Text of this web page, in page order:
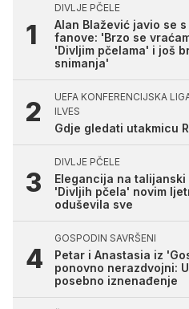
DIVLJE PČELE
Alan Blažević javio se
fanove: 'Brzo se
'Divljim pčelama' i još
snimanja'
UEFA KONFERENCIJSKA
ILVES
Gdje gledati utakmicu
DIVLJE PČELE
Elegancija na
'Divljih pčela' novim
oduševila sve
GOSPODIN SAVRŠENI
Petar i Anastasia iz
ponovno nerazdvojni:
posebno iznenađenje